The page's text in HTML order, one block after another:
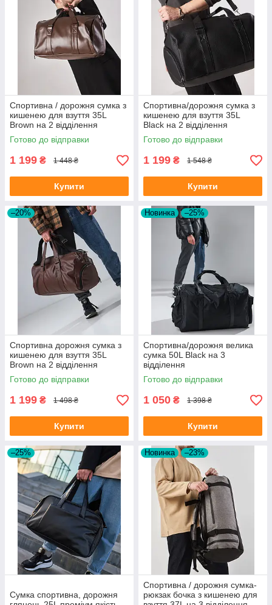
Спортивна / дорожня сумка з
кишенею для взуття 35L
Brown на 2 відділення
Готово до відправки
1 199 ₴ 1 448 ₴
Купити
Спортивна/дорожня сумка з
кишенею для взуття 35L
Black на 2 відділення
Готово до відправки
1 199 ₴ 1 548 ₴
Купити
–20%
Спортивна дорожня сумка з
кишенею для взуття 35L
Brown на 2 відділення
зерниста
Готово до відправки
1 199 ₴ 1 498 ₴
Купити
Новинка –25%
Спортивна/дорожня велика
сумка 50L Black на 3
відділення
Готово до відправки
1 050 ₴ 1 398 ₴
Купити
–25%
Сумка спортивна, дорожня
Новинка –23%
Спортивна / дорожня сумка-
рюкзак бочка з кишенею для